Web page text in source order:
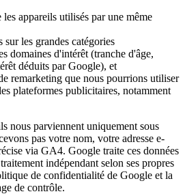
les appareils utilisés par une même
sur les grandes catégories
domaines d'intérêt (tranche d'âge,
déduits par Google), et
remarketing que nous pourrions utiliser
plateformes publicitaires, notamment
nous parviennent uniquement sous
pas votre nom, votre adresse e-
via GA4. Google traite ces données
indépendant selon ses propres
de confidentialité de Google et la
de contrôle.